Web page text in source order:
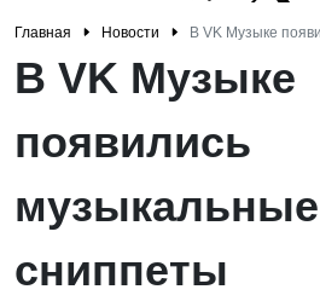
Главная Новости В VK Музыке
В VK Музыке
появились
музыкальные
сниппеты